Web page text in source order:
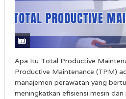
Apa Itu Total Productive
Productive Maintenance (TPM)
manajemen perawatan yang
meningkatkan efisiensi mesin